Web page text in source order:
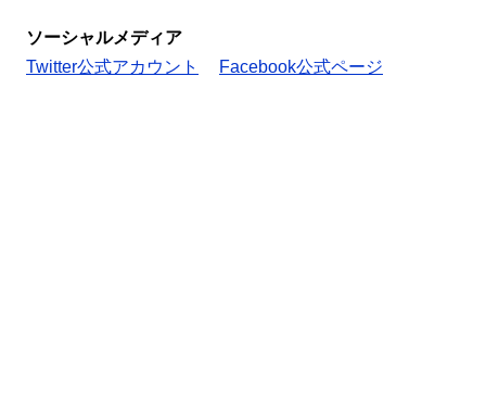
ソーシャルメディア
Twitter公式アカウント
Facebook公式ページ